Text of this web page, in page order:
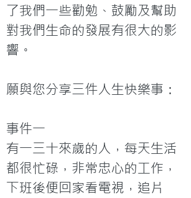
了我們一些勸勉、鼓勵及幫助
對我們生命的發展有很大的影
響。
願與您分享三件人生快樂事：
事件一
有一三十來歲的人，每天生活
都很忙碌，非常忠心的工作，
下班後便回家看電視，追片